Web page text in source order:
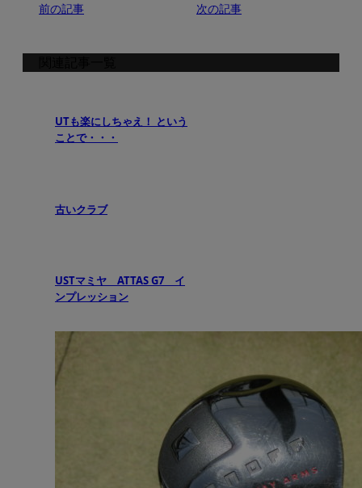
前の記事 次の記事
UTも楽にしちゃえ！ という
ことで・・・
古いクラブ
USTマミヤ ATTAS G7 イ
ンプレッション